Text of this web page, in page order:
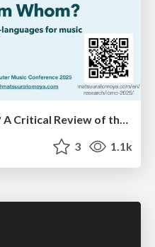
Hiding What from Whom? A Critical Review of the History of Programming languages for Music
3 1.1k